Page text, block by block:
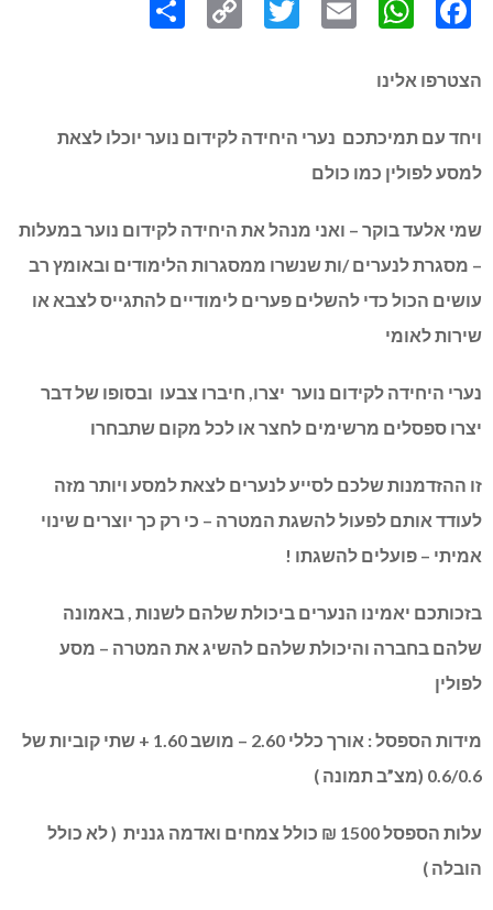
הצטרפו אלינו
ויחד עם תמיכתכם נערי היחידה לקידום נוער יוכלו לצאת
למסע לפולין כמו כולם
שמי אלעד בוקר – ואני מנהל את היחידה לקידום נוער במעלות
– מסגרת לנערים /ות שנשרו ממסגרות הלימודים ובאומץ רב
עושים הכול כדי להשלים פערים לימודיים להתגייס לצבא או
שירות לאומי
נערי היחידה לקידום נוער יצרו, חיברו צבעו ובסופו של דבר
יצרו ספסלים מרשימים לחצר או לכל מקום שתבחרו
זו ההזדמנות שלכם לסייע לנערים לצאת למסע ויותר מזה
לעודד אותם לפעול להשגת המטרה – כי רק כך יוצרים שינוי
אמיתי – פועלים להשגתו !
בזכותכם יאמינו הנערים ביכולת שלהם לשנות , באמונה
שלהם בחברה והיכולת שלהם להשיג את המטרה – מסע
לפולין
מידות הספסל : אורך כללי 2.60 – מושב 1.60 + שתי קוביות של
0.6/0.6 (מצ”ב תמונה )
עלות הספסל 1500 ₪ כולל צמחים ואדמה גננית ( לא כולל
הובלה )